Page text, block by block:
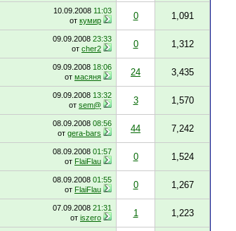
10.09.2008 11:03
от кумир 0 1,091
09.09.2008 23:33
от cher2 0 1,312
09.09.2008 18:06
от масяня 24 3,435
09.09.2008 13:32
от sem@ 3 1,570
08.09.2008 08:56
от gera-bars 44 7,242
08.09.2008 01:57
от FlaiFlau 0 1,524
08.09.2008 01:55
от FlaiFlau 0 1,267
07.09.2008 21:31
от iszero 1 1,223